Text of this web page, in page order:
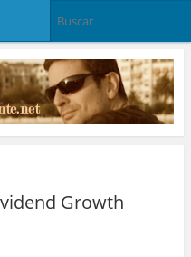
Growth